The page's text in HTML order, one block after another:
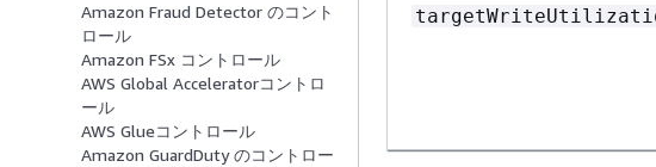
Amazon Fraud Detector のコント
ロール
Amazon FSx コントロール
AWS Global Acceleratorコントロ
ール
AWS Glueコントロール
Amazon GuardDuty のコントロー